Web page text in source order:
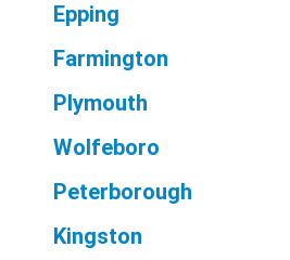
Epping
Farmington
Plymouth
Wolfeboro
Peterborough
Kingston